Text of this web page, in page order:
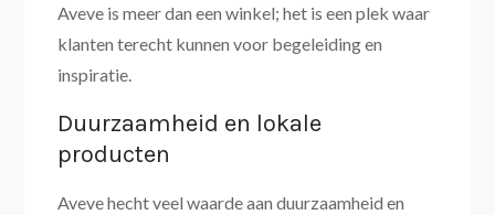
Aveve is meer dan een winkel; het is een plek waar
klanten terecht kunnen voor begeleiding en
inspiratie.
Duurzaamheid en lokale
producten
Aveve hecht veel waarde aan duurzaamheid en